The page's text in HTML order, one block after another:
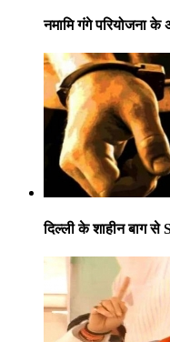
नमामि गंगे परियोजना के
दिल्ली के शाहीन बाग से